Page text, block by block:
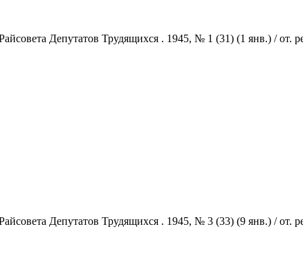
Депутатов Трудящихся . 1945, № 1 (31) (1 янв.) / от.
Депутатов Трудящихся . 1945, № 3 (33) (9 янв.) / от.